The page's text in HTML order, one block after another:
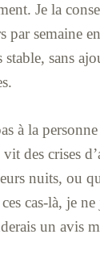
Je la
par semaine
sans
à la
des crises
nuits, ou
cas-là, je
un avis